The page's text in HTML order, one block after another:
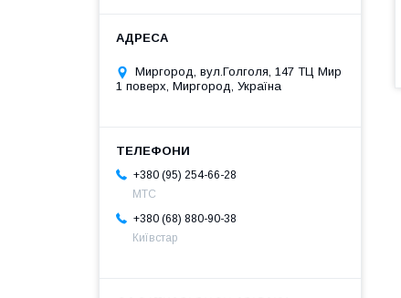
Миргород, вул.Голголя, 147 ТЦ Мир
1 поверх, Миргород, Україна
+380 (95) 254-66-28
МТС
+380 (68) 880-90-38
Київстар